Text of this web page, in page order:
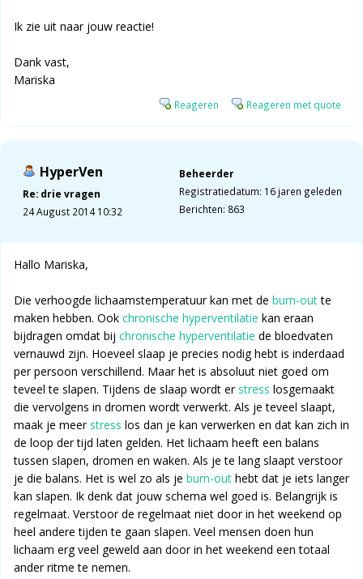
Ik zie uit naar jouw reactie!
Dank vast,
Mariska
Reageren Reageren met quote
HyperVen
Re: drie vragen
24 August 2014 10:32
Beheerder
Registratiedatum: 16 jaren geleden
Berichten: 863
Hallo Mariska,
Die verhoogde lichaamstemperatuur kan met de burn-outte
maken hebben. Ook chronische hyperventilatie kan eraan
bijdragen omdat bij chronische hyperventilatie de bloedvaten
vernauwd zijn. Hoeveel slaap je precies nodig hebt is inderdaad
per persoon verschillend. Maar het is absoluut niet goed om
teveel te slapen. Tijdens de slaap wordt er stress losgemaakt
die vervolgens in dromen wordt verwerkt. Als je teveel slaapt,
maak je meer stress los dan je kan verwerken en dat kan zich in
de loop der tijd laten gelden. Het lichaam heeft een balans
tussen slapen, dromen en waken. Als je te lang slaapt verstoor
je die balans. Het is wel zo als je burn-out hebt dat je iets langer
kan slapen. Ik denk dat jouw schema wel goed is. Belangrijk is
regelmaat. Verstoor de regelmaat niet door in het weekend op
heel andere tijden te gaan slapen. Veel mensen doen hun
lichaam erg veel geweld aan door in het weekend een totaal
ander ritme te nemen.